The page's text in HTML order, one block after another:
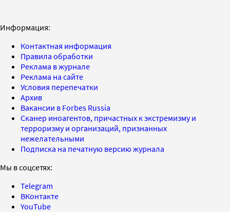
Информация:
Контактная информация
Правила обработки
Реклама в журнале
Реклама на сайте
Условия перепечатки
Архив
Вакансии в Forbes Russia
Сканер иноагентов, причастных к экстремизму и
терроризму и организаций, признанных
нежелательными
Подписка на печатную версию журнала
Мы в соцсетях:
Telegram
ВКонтакте
YouTube